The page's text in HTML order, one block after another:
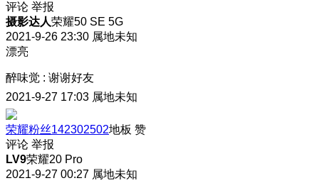
评论 举报
摄影达人荣耀50 SE 5G
2021-9-26 23:30 属地未知
漂亮
醉味觉 : 谢谢好友
2021-9-27 17:03 属地未知
荣耀粉丝142302502地板 赞
评论 举报
LV9荣耀20 Pro
2021-9-27 00:27 属地未知